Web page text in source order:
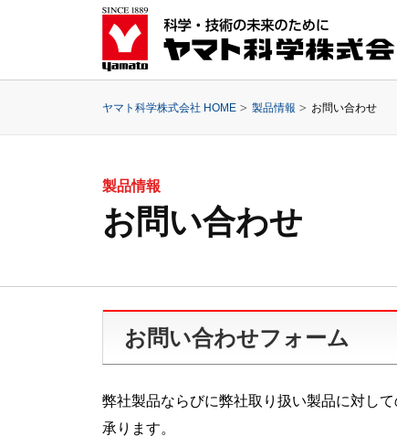
ヤマト科学株式会社 HOME 製品情報 お問い合わせ
製品情報
お問い合わせ
お問い合わせフォーム
弊社製品ならびに弊社取り扱い製品に対し
承ります。